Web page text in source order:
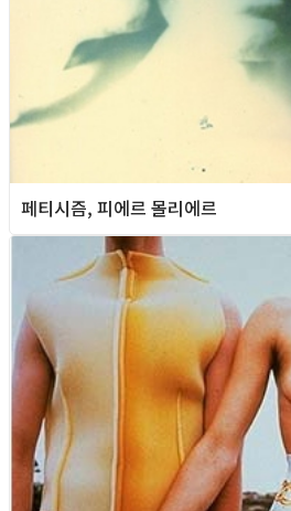
페티시즘, 피에르 몰리에르